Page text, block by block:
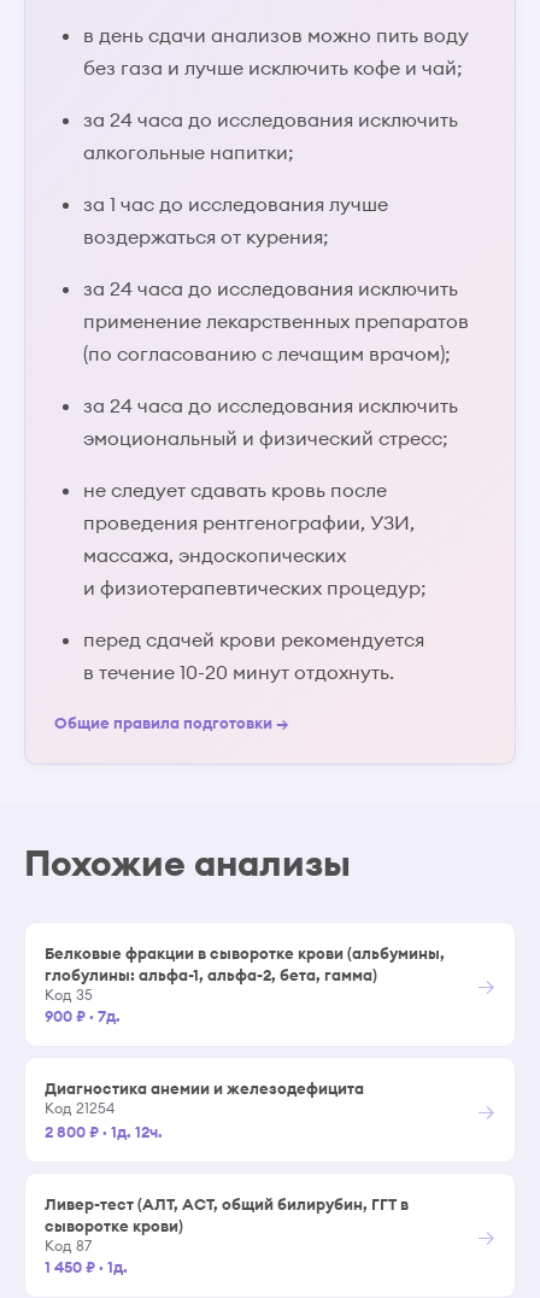
в день сдачи анализов можно пить воду
без газа и лучше исключить кофе и чай;
за 24 часа до исследования исключить
алкогольные напитки;
за 1 час до исследования лучше
воздержаться от курения;
за 24 часа до исследования исключить
применение лекарственных препаратов
(по согласованию с лечащим врачом);
за 24 часа до исследования исключить
эмоциональный и физический стресс;
не следует сдавать кровь после
проведения рентгенографии, УЗИ,
массажа, эндоскопических
и физиотерапевтических процедур;
перед сдачей крови рекомендуется
в течение 10-20 минут отдохнуть.
Общие правила подготовки →
Похожие анализы
Белковые фракции в сыворотке крови (альбумины,
глобулины: альфа-1, альфа-2, бета, гамма)
Код 35
900 ₽· 7д.
→
Диагностика анемии и железодефицита
Код 21254
2 800 ₽· 1д. 12ч.
→
Ливер-тест (АЛТ, АСТ, общий билирубин, ГГТ в
сыворотке крови)
Код 87
1 450 ₽· 1д.
→